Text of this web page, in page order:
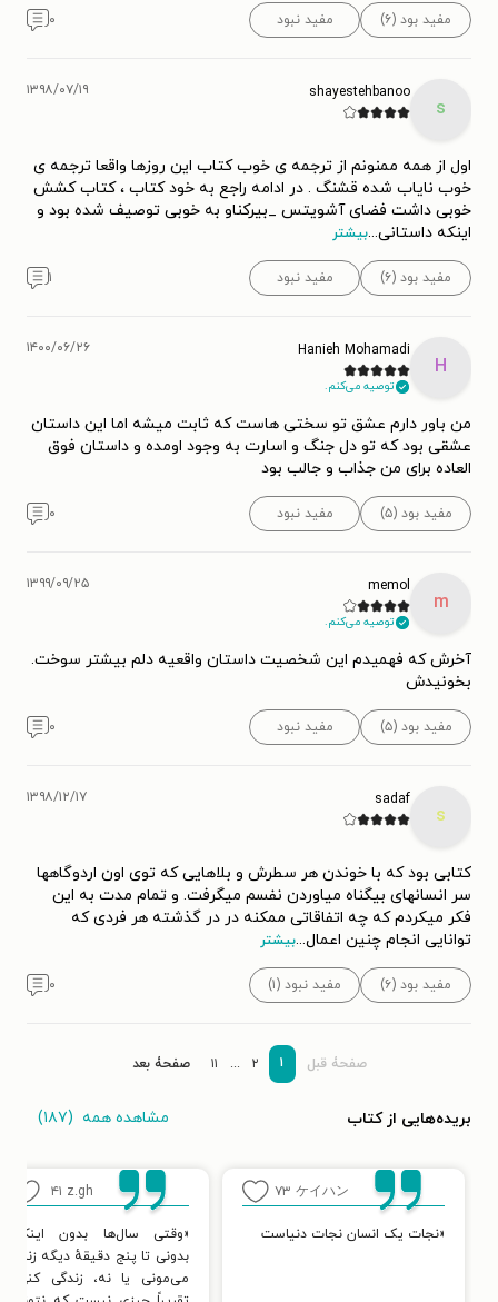
مفید بود (۶) مفید نبود ۰
s
shayestehbanoo ۱۳۹۸/۰۷/۱۹
اول از همه ممنونم از ترجمه ی خوب کتاب این روزها واقعا ترجمه ی
خوب نایاب شده قشنگ . در ادامه راجع به خود کتاب ، کتاب کشش
خوبی داشت فضای آشویتس _بیرکناو به خوبی توصیف شده بود و
اینکه داستانی...بیشتر
مفید بود (۶) مفید نبود ۱
H
Hanieh Mohamadi
توصیه می‌کنم.
۱۴۰۰/۰۶/۲۶
من باور دارم عشق تو سختی هاست که ثابت میشه اما این داستان
عشقی بود که تو دل جنگ و اسارت به وجود اومده و داستان فوق
العاده برای من جذاب و جالب بود
مفید بود (۵) مفید نبود ۰
m
memol
توصیه می‌کنم.
۱۳۹۹/۰۹/۲۵
آخرش که فهمیدم این شخصیت داستان واقعیه دلم بیشتر سوخت.
بخونیدش
مفید بود (۵) مفید نبود ۰
s
sadaf ۱۳۹۸/۱۲/۱۷
کتابی بود که با خوندن هر سطرش و بلاهایی که توی اون اردوگاهها
سر انسانهای بیگناه میاوردن نفسم میگرفت. و تمام مدت به این
فکر میکردم که چه اتفاقاتی ممکنه در در گذشته هر فردی که
توانایی انجام چنین اعمال...بیشتر
مفید بود (۶) مفید نبود (۱) ۰
صفحۀ قبل ۱ ۲ ... ۱۱ صفحۀ بعد
بریده‌هایی از کتاب مشاهده همه (۱۸۷)
ケイハン ۷۳
«نجات یک انسان نجات دنیاست
z.gh ۴۱
«وقتی سال‌ها بدون اینکه
بدونی تا پنج دقیقهٔ دیگه زنده
می‌مونی یا نه، زندگی کنی،